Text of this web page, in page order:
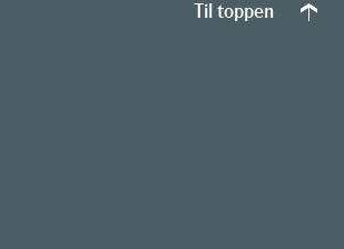
Til toppen